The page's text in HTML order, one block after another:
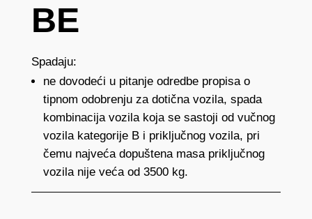
BE
Spadaju:
ne dovodeći u pitanje odredbe propisa o
tipnom odobrenju za dotična vozila, spada
kombinacija vozila koja se sastoji od vučnog
vozila kategorije B i priključnog vozila, pri
čemu najveća dopuštena masa priključnog
vozila nije veća od 3500 kg.